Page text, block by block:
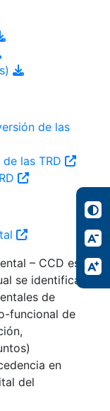
de las
las TRD
– CCD es
se identifican
de
funcional de
en
del